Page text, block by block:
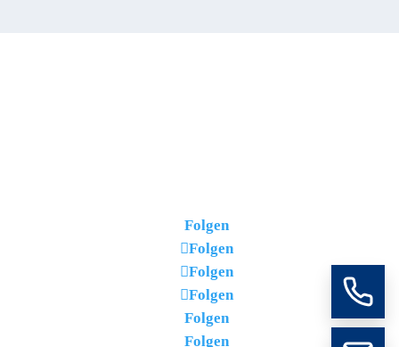
Folgen
Folgen
Folgen
Folgen
Folgen
Folgen